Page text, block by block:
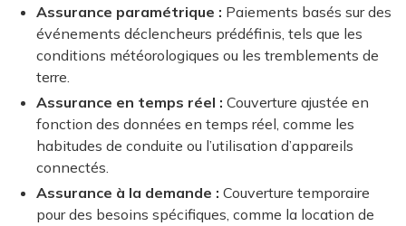
Assurance paramétrique : Paiements basés sur des
événements déclencheurs prédéfinis, tels que les
conditions météorologiques ou les tremblements de
terre.
Assurance en temps réel : Couverture ajustée en
fonction des données en temps réel, comme les
habitudes de conduite ou l’utilisation d’appareils
connectés.
Assurance à la demande : Couverture temporaire
pour des besoins spécifiques, comme la location de